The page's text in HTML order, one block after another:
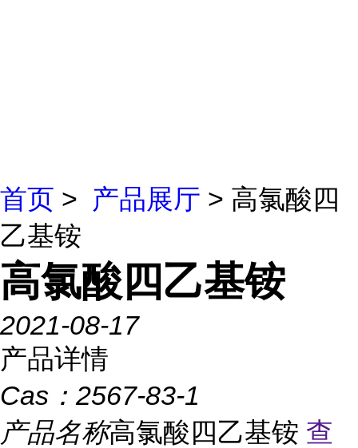
首页 > 产品展厅 > 高氯酸四
乙基铵
高氯酸四乙基铵
2021-08-17
产品详情
Cas： 2567-83-1
产品名称高氯酸四乙基铵 查